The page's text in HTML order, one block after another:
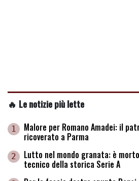
🔥 Le notizie più lette
1 Malore per Romano Amadei: il
ricoverato a Parma
2 Lutto nel mondo granata: è
tecnico della storica Serie A